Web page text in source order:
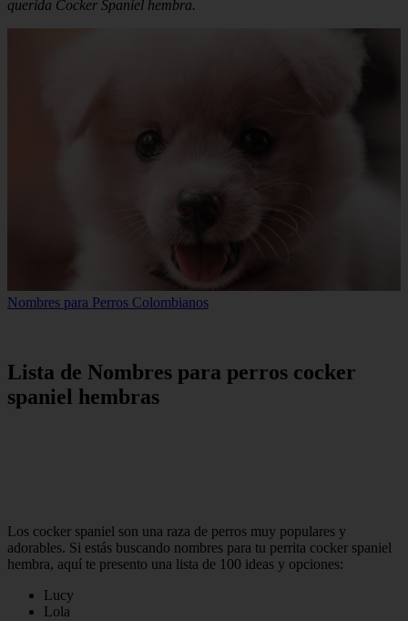
querida Cocker Spaniel hembra.
Nombres para Perros Colombianos
Lista de Nombres para perros cocker
spaniel hembras
Los cocker spaniel son una raza de perros muy populares y
adorables. Si estás buscando nombres para tu perrita cocker spaniel
hembra, aquí te presento una lista de 100 ideas y opciones:
Lucy
Lola